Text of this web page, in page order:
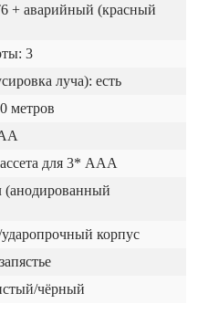
+ аварийный (красный
3
луча): есть
метров
для 3* AAA
(анодированный
корпус
чёрный